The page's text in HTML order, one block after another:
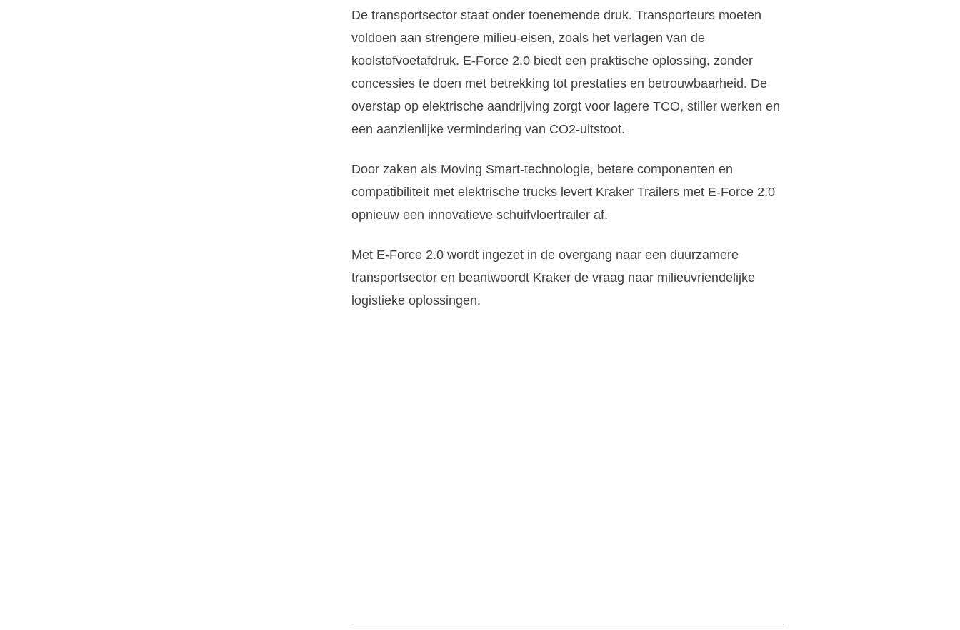
De transportsector staat onder toenemende druk. Transporteurs moeten
voldoen aan strengere milieu-eisen, zoals het verlagen van de
koolstofvoetafdruk. E-Force 2.0 biedt een praktische oplossing, zonder
concessies te doen met betrekking tot prestaties en betrouwbaarheid. De
overstap op elektrische aandrijving zorgt voor lagere TCO, stiller werken en
een aanzienlijke vermindering van CO2-uitstoot.
Door zaken als Moving Smart-technologie, betere componenten en
compatibiliteit met elektrische trucks levert Kraker Trailers met E-Force 2.0
opnieuw een innovatieve schuifvloertrailer af.
Met E-Force 2.0 wordt ingezet in de overgang naar een duurzamere
transportsector en beantwoordt Kraker de vraag naar milieuvriendelijke
logistieke oplossingen.